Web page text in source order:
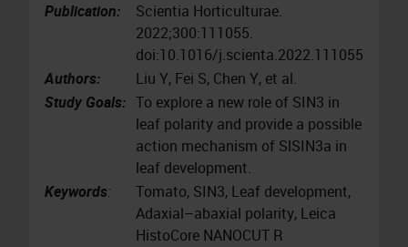
Publication:
Scientia Horticulturae.
2022;300:111055.
doi:10.1016/j.scienta.2022.111055
Authors:
Liu Y, Fei S, Chen Y, et al.
Study Goals: To explore a new role of SIN3 in
leaf polarity and provide a possible
action mechanism of SlSIN3a in
leaf development.
Keywords:
Tomato, SIN3, Leaf development,
Adaxial–abaxial polarity, Leica
HistoCore NANOCUT R